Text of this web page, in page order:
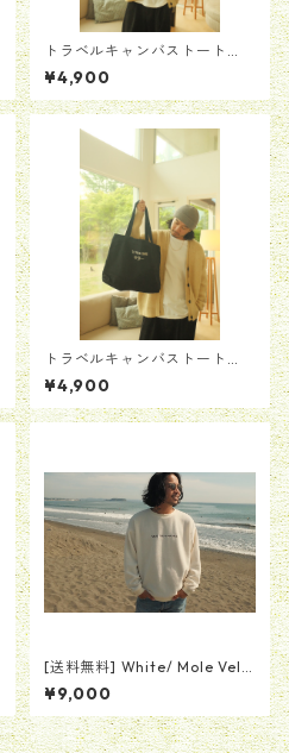
トラベルキャンバストート
【ホワイト】
¥4,900
トラベルキャンバストート
【ブラック】
¥4,900
[送料無料] White/ Mole Velo
r Crew Neck (モールベロアク
ルーネック ホワイト)
¥9,000